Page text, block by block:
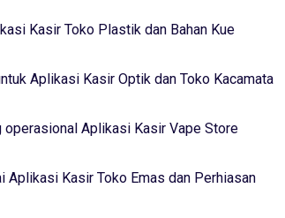
Kasir Toko Plastik dan Bahan Kue
Aplikasi Kasir Optik dan Toko Kacamata
operasional Aplikasi Kasir Vape Store
Aplikasi Kasir Toko Emas dan Perhiasan